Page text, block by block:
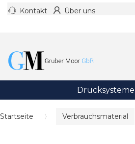
Kontakt Über uns
Drucksysteme
Startseite Verbrauchsmaterial